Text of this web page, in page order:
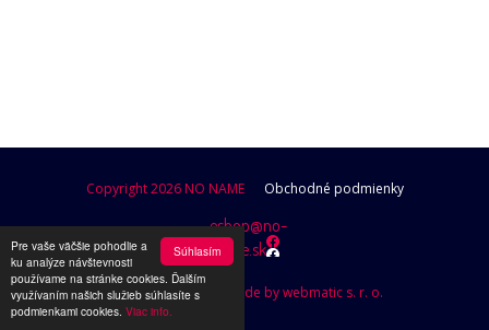
Súhlasím
Pre vaše väčšie pohodlie a
ku analýze návštevnosti
používame na stránke cookies. Ďalším
využívaním našich služieb súhlasíte s
podmienkami cookies. Viac info.
Copyright 2026 NO NAME Obchodné podmienky
eshop@no-
name.sk
Design by Brutusik, Code by webmatic s. r. o.